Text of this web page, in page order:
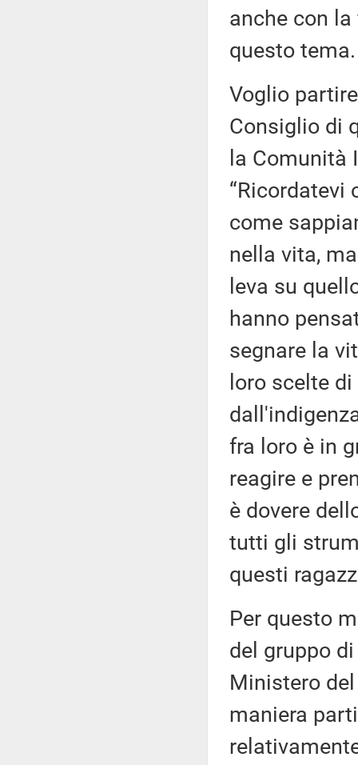
anche con
questo tema.
Voglio
Consiglio di
la Comunità
“Ricordatevi
come
nella vita,
leva su
hanno
segnare la
loro scelte
fra loro è in
reagire e
è dovere
tutti gli
questi
Per questo
del gruppo
Ministero
maniera